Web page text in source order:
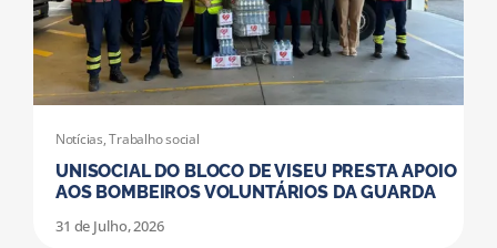
Notícias,Trabalho social
UNISOCIAL DO BLOCO DE VISEU PRESTA APOIO
AOS BOMBEIROS VOLUNTÁRIOS DA GUARDA
31 de Julho, 2026